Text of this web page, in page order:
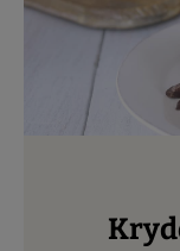
Kryderkake med